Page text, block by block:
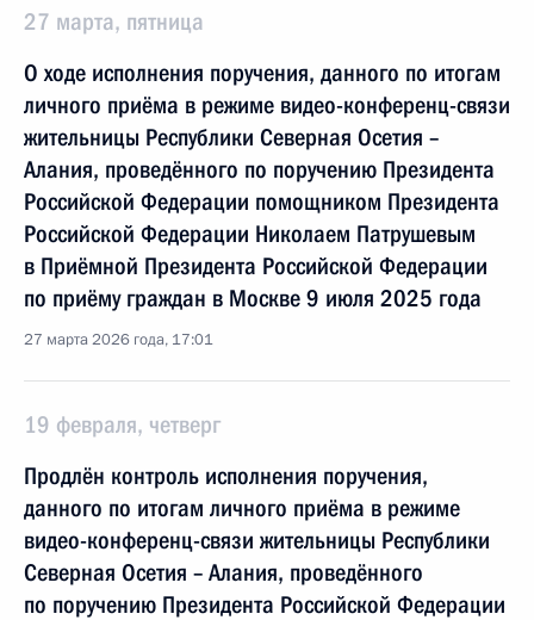
27 марта, пятница
О ходе исполнения поручения, данного по итогам
личного приёма в режиме видео-конференц-связи
жительницы Республики Северная Осетия –
Алания, проведённого по поручению Президента
Российской Федерации помощником Президента
Российской Федерации Николаем Патрушевым
в Приёмной Президента Российской Федерации
по приёму граждан в Москве 9 июля 2025 года
27 марта 2026 года, 17:01
19 февраля, четверг
Продлён контроль исполнения поручения,
данного по итогам личного приёма в режиме
видео-конференц-связи жительницы Республики
Северная Осетия – Алания, проведённого
по поручению Президента Российской Федерации